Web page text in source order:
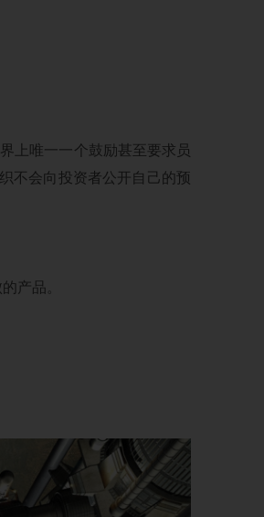
上唯一一个鼓励甚至要求员
不会向投资者公开自己的预
产品。